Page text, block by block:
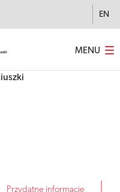
EN
MENU
Przydatne informacje